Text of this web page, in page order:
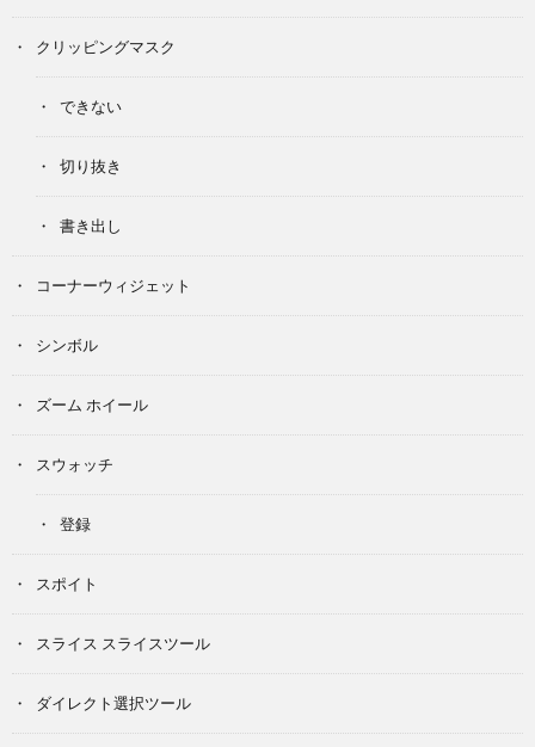
クリッピングマスク
できない
切り抜き
書き出し
コーナーウィジェット
シンボル
ズーム ホイール
スウォッチ
登録
スポイト
スライス スライスツール
ダイレクト選択ツール